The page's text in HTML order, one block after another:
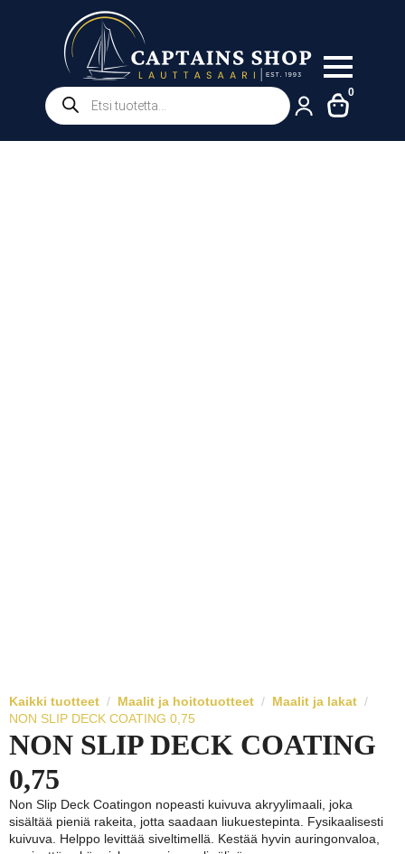
Products
search
0
Kaikki tuotteet Maalit ja hoitotuotteet
Maalit ja lakat
NON SLIP DECK COATING 0,75
NON SLIP DECK COATING
0,75
Non Slip Deck Coatingon nopeasti kuivuva akryylimaali, joka
sisältää pieniä rakeita, jotta saadaan liukuestepinta. Fysikaalisesti
kuivuva. Helppo levittää siveltimellä. Kestää hyvin auringonvaloa,